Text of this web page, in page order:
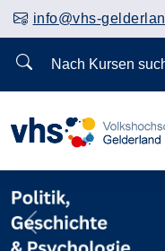
info@vhs-
Nach Kursen
Vorheriges Slider-